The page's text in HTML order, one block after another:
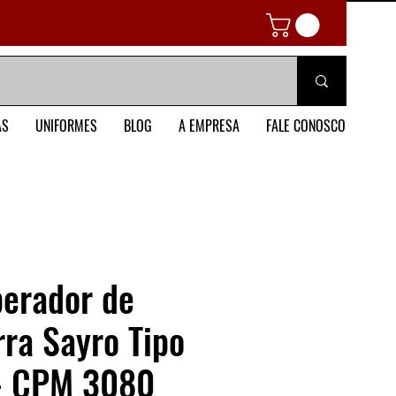
UNIFORMES BLOG A EMPRESA FALE CONOSCO
de
Sayro Tipo
3080